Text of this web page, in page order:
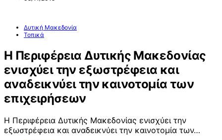
Δυτική Μακεδονία
Τοπικά
Η Περιφέρεια Δυτικής Μακεδονίας
ενισχύει την εξωστρέφεια και
αναδεικνύει την καινοτομία των
επιχειρήσεων
Η Περιφέρεια Δυτικής Μακεδονίας ενισχύει την
εξωστρέφεια και αναδεικνύει την καινοτομία των…